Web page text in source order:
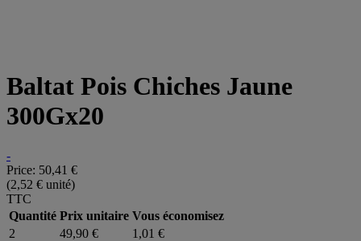
Baltat Pois Chiches Jaune
300Gx20
-
Price: 50,41 €
(2,52 € unité)
TTC
Quantité Prix unitaire Vous économisez
2
49,90 €
1,01 €